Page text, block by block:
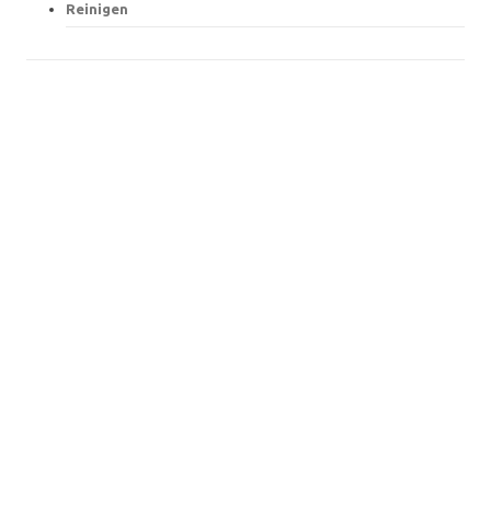
Reinigen